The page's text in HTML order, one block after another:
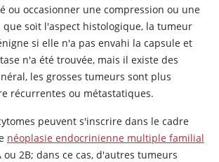
ou occasionner une compression ou une
soit l'aspect histologique, la tumeur
si elle n'a pas envahi la capsule et
n'a été trouvée, mais il existe des
les grosses tumeurs sont plus
récurrentes ou métastatiques.
peuvent s'inscrire dans le cadre
néoplasie endocrinienne multiple familial
ou 2B; dans ce cas, d'autres tumeurs